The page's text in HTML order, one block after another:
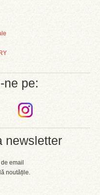
ne pe:
newsletter
email
noutățile.